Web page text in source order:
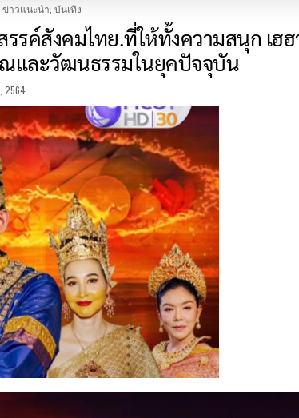
ข่าวแนะนำ บันเทิง
ค์สังคมไทย.ที่ให้ทั้งความสนุก เฮฮ
ณและวัฒนธรรมในยุคปัจจุบัน
2564